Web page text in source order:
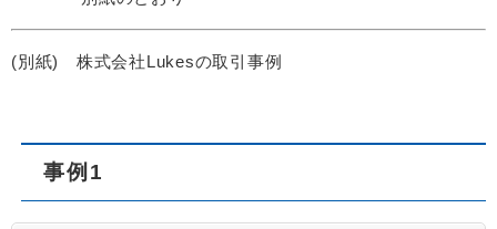
(別紙) 株式会社Lukesの取引事例
事例1